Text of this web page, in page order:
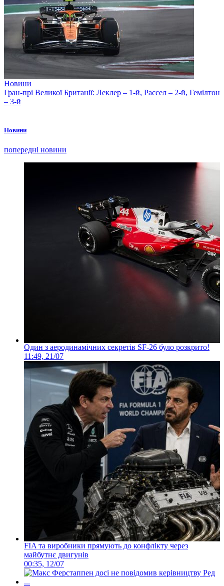
Новини
Гран-прі Великої Британії: Леклер – 1-й, Рассел – 2-й, Гемілтон
– 3-й
Новини
попередні новини
Один з аеродинамічних секретів SF-26 було розкрито!
11:49, 21/07
FIA та виробники прямують до конфлікту через
майбутнє двигунів
00:35, 12/07